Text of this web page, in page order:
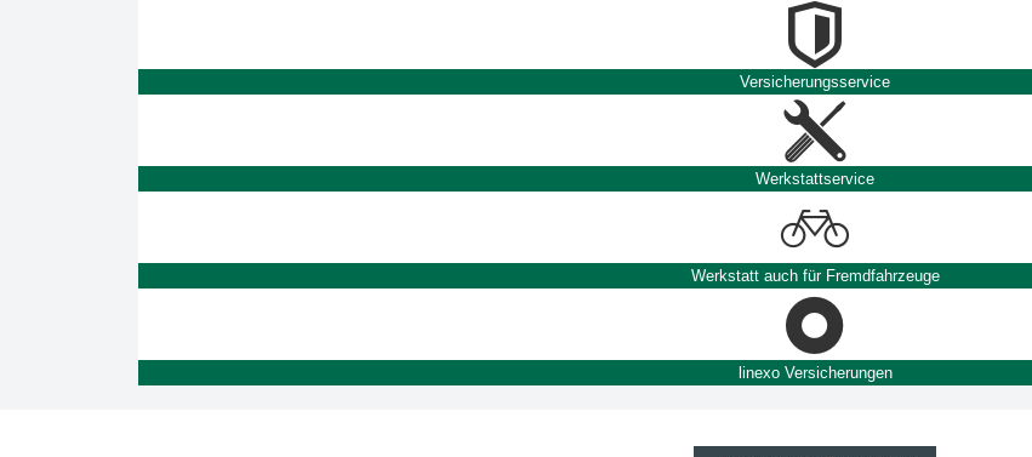
Versicherungsservice
Werkstattservice
Werkstatt auch für Fremdfahrzeuge
linexo Versicherungen